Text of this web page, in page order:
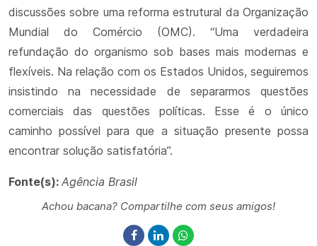
discussões sobre uma reforma estrutural da Organização
Mundial do Comércio (OMC). “Uma verdadeira
refundação do organismo sob bases mais modernas e
flexíveis. Na relação com os Estados Unidos, seguiremos
insistindo na necessidade de separarmos questões
comerciais das questões políticas. Esse é o único
caminho possível para que a situação presente possa
encontrar solução satisfatória”.
Fonte(s): Agência Brasil
Achou bacana? Compartilhe com seus amigos!